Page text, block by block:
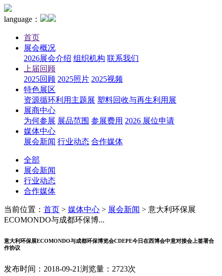
language：
首页
展会概况
2026展会介绍 组织机构 联系我们
上届回顾
2025回顾 2025照片 2025视频
特色展区
资源循环利用主题展 塑料回收与再生利用展
展商中心
为何参展 展品范围 参展费用 2026 展位申请
媒体中心
展会新闻 行业动态 合作媒体
全部
展会新闻
行业动态
合作媒体
当前位置： 首页 > 媒体中心 > 展会新闻 > 意大利环保展
ECOMONDO与成都环保博...
意大利环保展ECOMONDO与成都环保博览会CDEPE今日在西博会中意对接会上签署合
作协议
发布时间：2018-09-21浏览量：2723次